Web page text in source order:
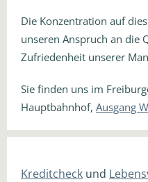
Die Konzentration auf
unseren Anspruch an die
Zufriedenheit unserer
Sie finden uns im
Hauptbahnhof, Ausgang
Kreditcheck und